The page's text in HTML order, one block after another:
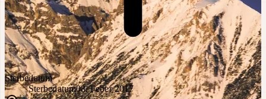
Sterbedatum
Sterbedatum08. Feber 2017